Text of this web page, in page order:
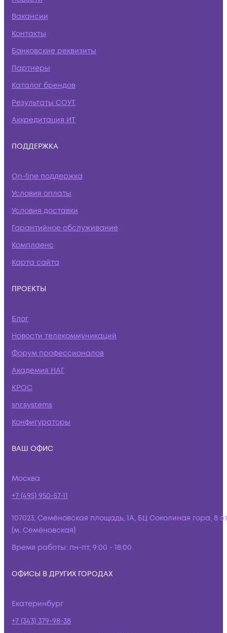
Вакансии
Контакты
Банковские реквизиты
Партнеры
Каталог брендов
Результаты СОУТ
Аккредитация ИТ
ПОДДЕРЖКА
On-line поддержка
Условия оплаты
Условия доставки
Гарантийное обслуживание
Комплаенс
Карта сайта
ПРОЕКТЫ
Блог
Новости телекоммуникаций
Форум профессионалов
Академия НАГ
КРОС
snr.systems
Конфигураторы
ВАШ ОФИС
Москва
+7 (495) 950-57-11
107023, Семёновская площадь, 1А, БЦ Соколиная гора, 8
(м. Семёновская)
Время работы: пн-пт, 9:00 - 18:00
ОФИСЫ В ДРУГИХ ГОРОДАХ
Екатеринбург
+7 (343) 379-98-38